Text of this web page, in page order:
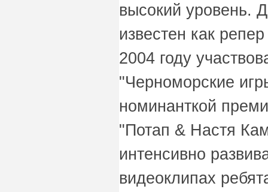
высокий уровень.
известен как
2004 году
"Черноморские
номинанткой
"Потап & Настя
интенсивно
видеоклипах